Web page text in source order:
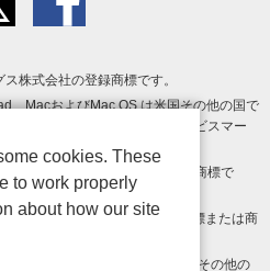
株式会社の登録商標です。
、MacおよびMac OS は米国その他の国で
App Store は Apple Inc. のサービスマー
Play ロゴ は Google LLC の商標で
よびその他の国における登録商標または商
は、Adobe Inc.の米国およびその他の
cookies. These
to work properly
about how our site